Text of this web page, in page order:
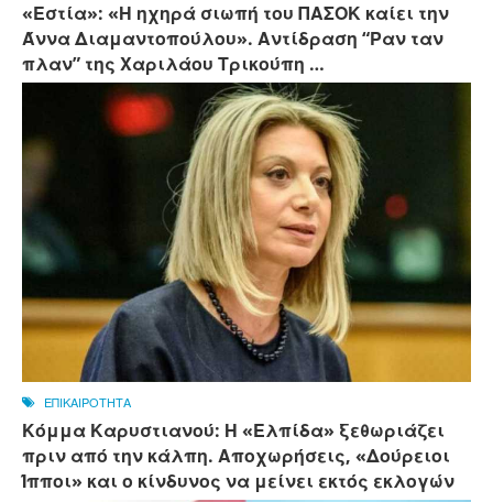
«Εστία»: «Η ηχηρά σιωπή του ΠΑΣΟΚ καίει την
Άννα Διαμαντοπούλου». Αντίδραση “Ραν ταν
πλαν” της Χαριλάου Τρικούπη …
ΕΠΙΚΑΙΡΟΤΗΤΑ
Κόμμα Καρυστιανού: Η «Ελπίδα» ξεθωριάζει
πριν από την κάλπη. Αποχωρήσεις, «Δούρειοι
Ίπποι» και ο κίνδυνος να μείνει εκτός εκλογών